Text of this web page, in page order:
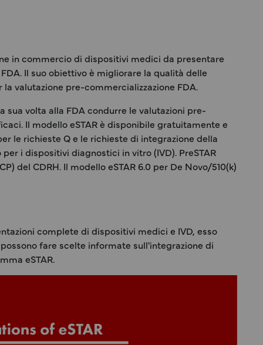
in commercio di dispositivi medici da presentare
Il suo obiettivo è migliorare la qualità delle
valutazione pre-commercializzazione FDA.
volta alla FDA condurre le valutazioni pre-
Il modello eSTAR è disponibile gratuitamente e
le richieste Q e le richieste di integrazione della
i dispositivi diagnostici in vitro (IVD). PreSTAR
del CDRH. Il modello eSTAR 6.0 per De Novo/510(k)
complete di dispositivi medici e IVD, esso
fare scelte informate sull'integrazione di
eSTAR.